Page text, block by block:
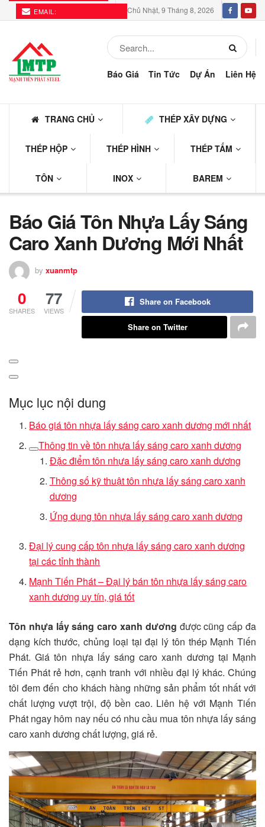
EMAIL:
Chủ Nhật, 9 Tháng 8, 2026
Báo Giá Tin Tức Dự Án Liên Hệ
TRANG CHỦ THÉP XÂY DỰNG
THÉP HỘP THÉP HÌNH THÉP TẤM
TÔN INOX BAREM
Báo Giá Tôn Nhựa Lấy Sáng
Caro Xanh Dương Mới Nhất
by xuanmtp
0
SHARES
77
VIEWS
Share on Facebook
Share on Twitter
Mục lục nội dung
Báo giá tôn nhựa lấy sáng caro xanh dương mới nhất
Thông tin về tôn nhựa lấy sáng caro xanh dương
Đặc điểm tôn nhựa lấy sáng caro xanh dương
Thông số kỹ thuật tôn nhựa lấy sáng caro xanh
dương
Ứng dụng tôn nhựa lấy sáng caro xanh dương
Đại lý cung cấp tôn nhựa lấy sáng caro xanh dương
tại các tỉnh thành
Mạnh Tiến Phát – Đại lý bán tôn nhựa lấy sáng caro
xanh dương uy tín, giá tốt
Tôn nhựa lấy sáng caro xanh dương được cũng cấp đa
dạng kích thước, chủng loại tại đại lý tôn thép Mạnh Tiến
Phát. Giá tôn nhựa lấy sáng caro xanh dương tại Mạnh
Tiến Phát rẻ hơn, cạnh tranh với nhiều đại lý khác. Chúng
tôi đem đến cho khách hàng những sản phẩm tốt nhất với
chất lượng vượt trội, độ bền cao. Liên hệ với Mạnh Tiến
Phát ngay hôm nay nếu có nhu cầu mua tôn nhựa lấy sáng
caro xanh dương chất lượng, giá rẻ.